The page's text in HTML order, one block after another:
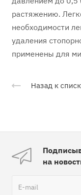
растяжению.
необходимости
удаления
применены для
Назад к
на